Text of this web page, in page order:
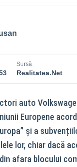
Sursă
Realitatea.Net
auto
Europene
și a
lor, chiar dacă
afara blocului